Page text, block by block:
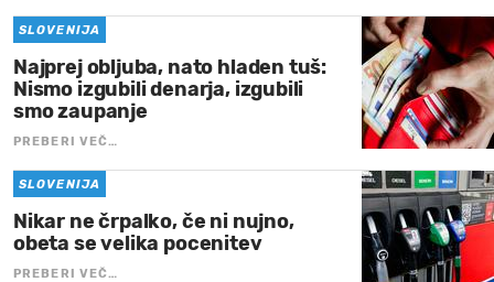
SLOVENIJA
Najprej obljuba, nato hladen tuš:
Nismo izgubili denarja, izgubili
smo zaupanje
PREBERI VEČ…
SLOVENIJA
Nikar ne črpalko, če ni nujno,
obeta se velika pocenitev
PREBERI VEČ…